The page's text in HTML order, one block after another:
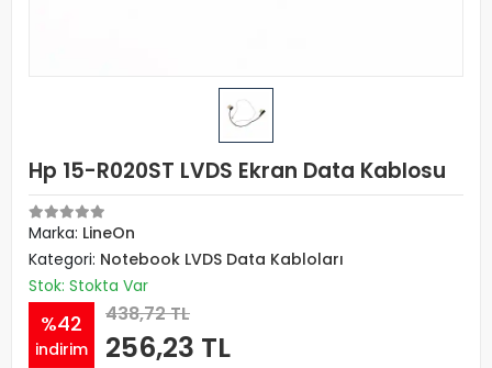
Hp 15-R020ST LVDS Ekran Data Kablosu
Marka: LineOn
Kategori: Notebook LVDS Data Kabloları
Stok: Stokta Var
%42
indirim
438,72 TL
256,23 TL